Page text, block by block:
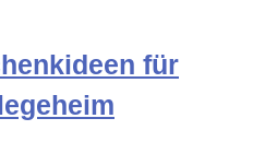
für